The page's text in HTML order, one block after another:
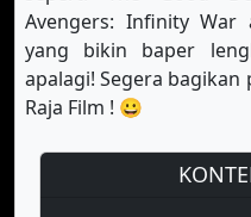
Avengers: Infinity
yang bikin baper
apalagi! Segera
Raja Film ! 😀